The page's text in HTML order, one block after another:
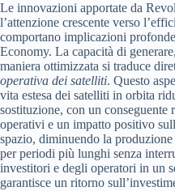
Le innovazioni apportate da
l’attenzione crescente verso
comportano implicazioni
Economy. La capacità di
maniera ottimizzata si traduce
operativa dei satelliti. Questo
vita estesa dei satelliti in orbita
sostituzione, con un
operativi e un impatto positivo
spazio, diminuendo la
per periodi più lunghi senza
investitori e degli operatori in un
garantisce un ritorno